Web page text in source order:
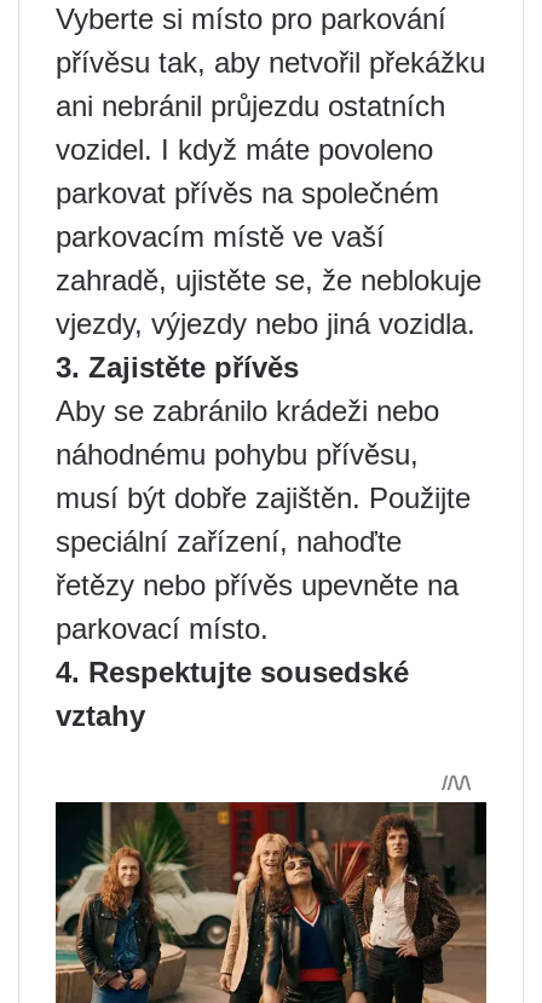
Vyberte si místo pro parkování
přívěsu tak, aby netvořil překážku
ani nebránil průjezdu ostatních
vozidel. I když máte povoleno
parkovat přívěs na společném
parkovacím místě ve vaší
zahradě, ujistěte se, že neblokuje
vjezdy, výjezdy nebo jiná vozidla.
3. Zajistěte přívěs
Aby se zabránilo krádeži nebo
náhodnému pohybu přívěsu,
musí být dobře zajištěn. Použijte
speciální zařízení, nahoďte
řetězy nebo přívěs upevněte na
parkovací místo.
4. Respektujte sousedské
vztahy